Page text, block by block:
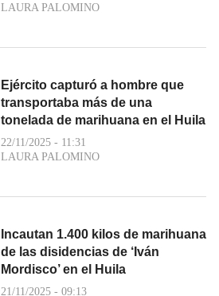
LAURA PALOMINO
Ejército capturó a hombre que
transportaba más de una
tonelada de marihuana en el Huila
22/11/2025 - 11:31
LAURA PALOMINO
Incautan 1.400 kilos de marihuana
de las disidencias de ‘Iván
Mordisco’ en el Huila
21/11/2025 - 09:13